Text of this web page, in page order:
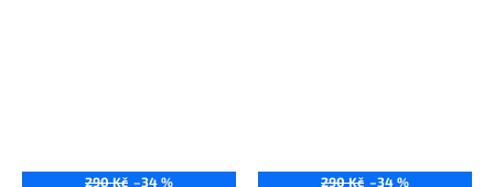
290 Kč –34 % 290 Kč –34 %